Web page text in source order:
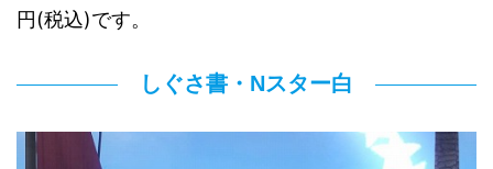
円(税込)です。
しぐさ書・Nスター白